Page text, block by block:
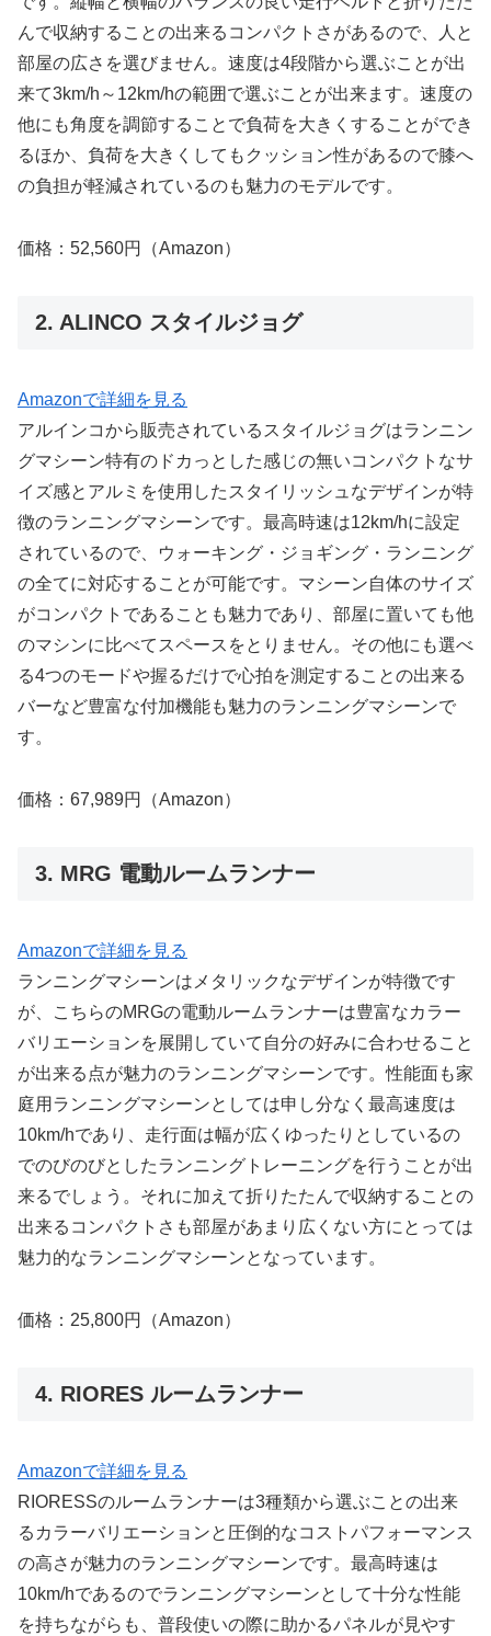
んで収納することの出来るコンパクトさがあるので、人と
部屋の広さを選びません。速度は4段階から選ぶことが出
来て3km/h～12km/hの範囲で選ぶことが出来ます。速度の
他にも角度を調節することで負荷を大きくすることができ
るほか、負荷を大きくしてもクッション性があるので膝へ
の負担が軽減されているのも魅力のモデルです。
価格：52,560円（Amazon）
2. ALINCO スタイルジョグ
Amazonで詳細を見る
アルインコから販売されているスタイルジョグはランニン
グマシーン特有のドカっとした感じの無いコンパクトなサ
イズ感とアルミを使用したスタイリッシュなデザインが特
徴のランニングマシーンです。最高時速は12km/hに設定
されているので、ウォーキング・ジョギング・ランニング
の全てに対応することが可能です。マシーン自体のサイズ
がコンパクトであることも魅力であり、部屋に置いても他
のマシンに比べてスペースをとりません。その他にも選べ
る4つのモードや握るだけで心拍を測定することの出来る
バーなど豊富な付加機能も魅力のランニングマシーンで
す。
価格：67,989円（Amazon）
3. MRG 電動ルームランナー
Amazonで詳細を見る
ランニングマシーンはメタリックなデザインが特徴です
が、こちらのMRGの電動ルームランナーは豊富なカラー
バリエーションを展開していて自分の好みに合わせること
が出来る点が魅力のランニングマシーンです。性能面も家
庭用ランニングマシーンとしては申し分なく最高速度は
10km/hであり、走行面は幅が広くゆったりとしているの
でのびのびとしたランニングトレーニングを行うことが出
来るでしょう。それに加えて折りたたんで収納することの
出来るコンパクトさも部屋があまり広くない方にとっては
魅力的なランニングマシーンとなっています。
価格：25,800円（Amazon）
4. RIORES ルームランナー
Amazonで詳細を見る
RIORESSのルームランナーは3種類から選ぶことの出来
るカラーバリエーションと圧倒的なコストパフォーマンス
の高さが魅力のランニングマシーンです。最高時速は
10km/hであるのでランニングマシーンとして十分な性能
を持ちながらも、普段使いの際に助かるパネルが見やす